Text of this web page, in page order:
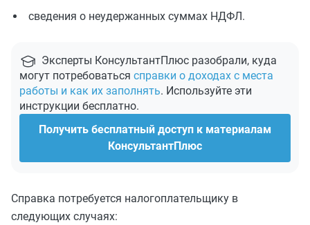
сведения о неудержанных суммах НДФЛ.
Эксперты КонсультантПлюс разобрали, куда
могут потребоваться справки о доходах с места
работы и как их заполнять. Используйте эти
инструкции бесплатно.
Получить бесплатный доступ к материалам
КонсультантПлюс
Справка потребуется налогоплательщику в
следующих случаях: